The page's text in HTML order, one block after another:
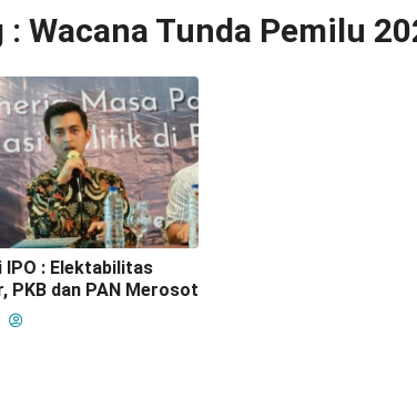
: Wacana Tunda Pemilu
IPO : Elektabilitas
PKB dan PAN Merosot